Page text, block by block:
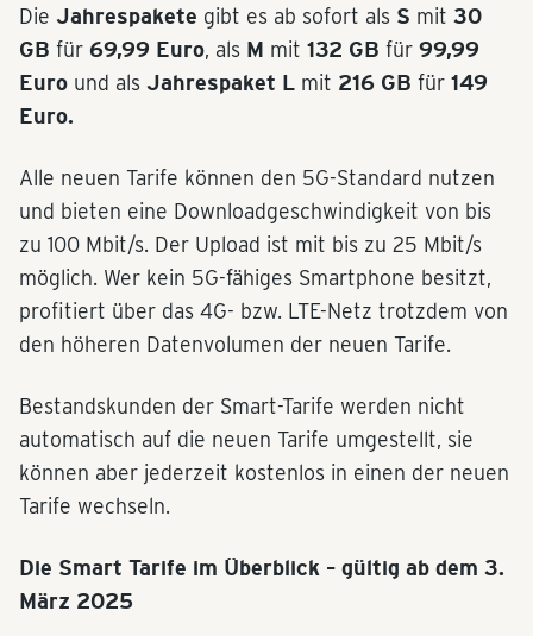
Die Jahrespakete gibt es ab sofort als S mit 30
GB für 69,99 Euro, als M mit 132 GB für 99,99
Euro und als Jahrespaket L mit 216 GB für 149
Euro.
Alle neuen Tarife können den 5G-Standard nutzen
und bieten eine Downloadgeschwindigkeit von bis
zu 100 Mbit/s. Der Upload ist mit bis zu 25 Mbit/s
möglich. Wer kein 5G-fähiges Smartphone besitzt,
profitiert über das 4G- bzw. LTE-Netz trotzdem von
den höheren Datenvolumen der neuen Tarife.
Bestandskunden der Smart-Tarife werden nicht
automatisch auf die neuen Tarife umgestellt, sie
können aber jederzeit kostenlos in einen der neuen
Tarife wechseln.
Die Smart Tarife im Überblick – gültig ab dem 3.
März 2025